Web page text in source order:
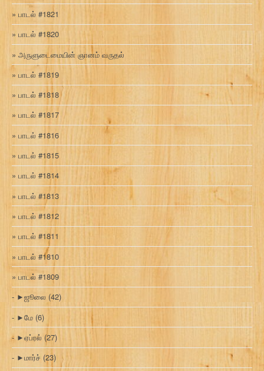
பாடல் #1821
பாடல் #1820
அருளுடைமையின் ஞானம் வருதல்
பாடல் #1819
பாடல் #1818
பாடல் #1817
பாடல் #1816
பாடல் #1815
பாடல் #1814
பாடல் #1813
பாடல் #1812
பாடல் #1811
பாடல் #1810
பாடல் #1809
►ஜூலை (42)
►மே (6)
►ஏப்ரல் (27)
►மார்ச் (23)